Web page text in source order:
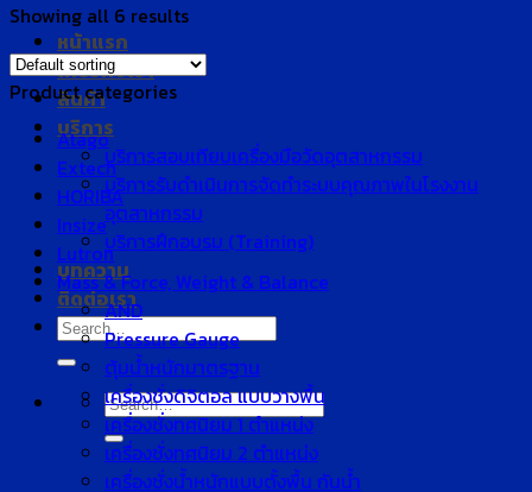
หน้าแรก
เกี่ยวกับเรา
สินค้า
บริการ
บริการสอบเทียบเครื่องมือวัดอุตสาหกรรม
บริการรับดำเนินการจัดทำระบบคุณภาพในโรงงาน
อุตสาหกรรม
บริการฝึกอบรม (Training)
บทความ
ติดต่อเรา
Search
for:
Search
for:
Showing all 6 results
Product categories
Atago
Extech
HORIBA
Insize
Lutron
Mass & Force, Weight & Balance
AND
Pressure Gauge
ตุ้มน้ำหนักมาตรฐาน
เครื่องชั่งดิจิตอล แบบวางพื้น
เครื่องชั่งทศนิยม 1 ตำแหน่ง
เครื่องชั่งทศนิยม 2 ตำแหน่ง
เครื่องชั่งน้ำหนักแบบตั้งพื้น กันน้ำ